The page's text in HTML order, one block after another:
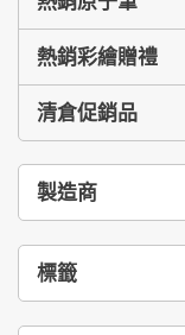
熱銷彩繪贈禮
清倉促銷品
製造商
標籤